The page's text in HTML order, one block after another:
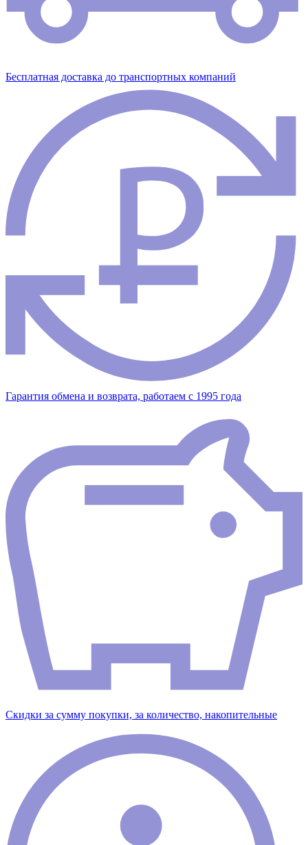
Бесплатная доставка до транспортных компаний
Гарантия обмена и возврата, работаем с 1995 года
Скидки за сумму покупки, за количество, накопительные